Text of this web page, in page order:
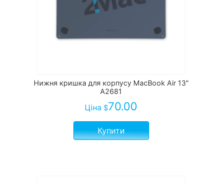
Нижня кришка для корпусу MacBook Air 13"
A2681
Ціна $70.00
Купити